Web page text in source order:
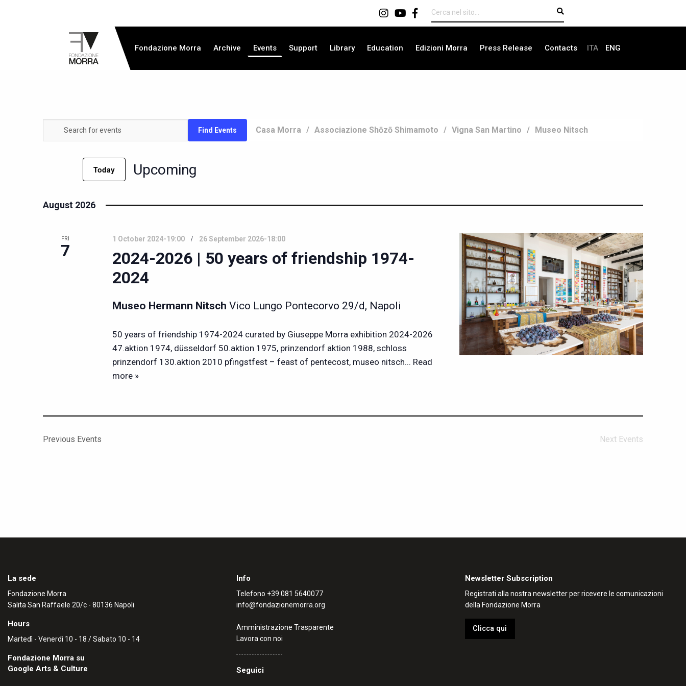
Fondazione Morra Archive Events Support Library Education Edizioni Morra Press Release Contacts ITA ENG
Events
Search
Views
Navigation
Keyword.
Find Events
Event
Casa Morra Associazione Shōzō Shimamoto Vigna San Martino Museo Nitsch
Today Upcoming
August 2026
FRI
7
1 October 2024-19:00 / 26 September 2026-18:00
2024-2026 | 50 years of friendship 1974-
2024
Museo Hermann Nitsch Vico Lungo Pontecorvo 29/d, Napoli
50 years of friendship 1974-2024 curated by Giuseppe Morra exhibition 2024-2026
47.aktion 1974, düsseldorf 50.aktion 1975, prinzendorf aktion 1988, schloss
prinzendorf 130.aktion 2010 pfingstfest – feast of pentecost, museo nitsch... Read
more »
Previous Events Next Events
La sede
Fondazione Morra
Salita San Raffaele 20/c - 80136 Napoli
Hours
Martedì - Venerdì 10 - 18 / Sabato 10 - 14
Fondazione Morra su
Google Arts & Culture
Info
Telefono +39 081 5640077
info@fondazionemorra.org
Amministrazione Trasparente
Lavora con noi
Seguici
Newsletter Subscription
Registrati alla nostra newsletter per ricevere le comunicazioni
della Fondazione Morra
Clicca qui